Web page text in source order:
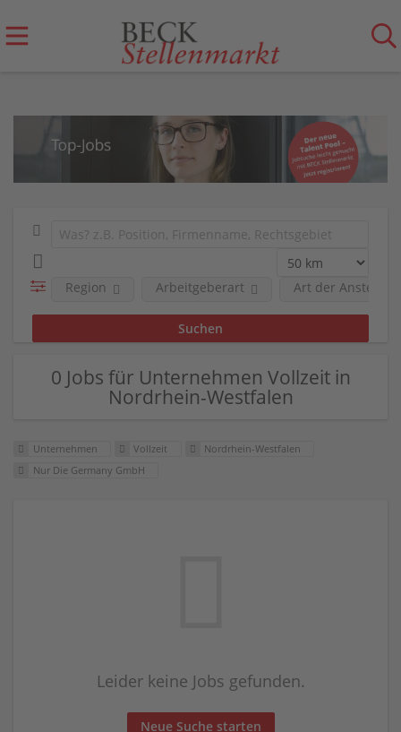
Region Arbeitgeberart Art der
0 Jobs für Unternehmen Vollzeit in
Nordrhein-Westfalen
Unternehmen Vollzeit
Nordrhein-Westfalen
Nur Die Germany GmbH
Leider keine Jobs gefunden.
Neue Suche starten